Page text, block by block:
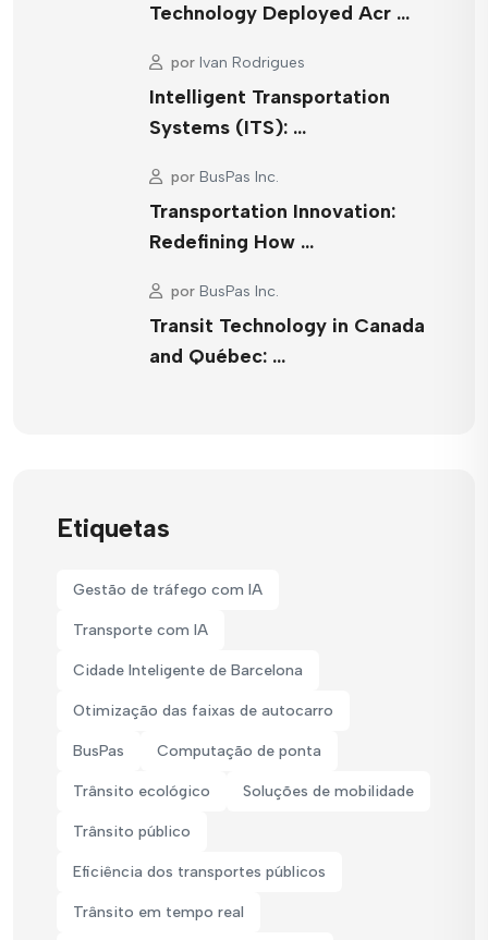
Technology Deployed Acr …
por Ivan Rodrigues
Intelligent Transportation
Systems (ITS): …
por BusPas Inc.
Transportation Innovation:
Redefining How …
por BusPas Inc.
Transit Technology in Canada
and Québec: …
Etiquetas
Gestão de tráfego com IA
Transporte com IA
Cidade Inteligente de Barcelona
Otimização das faixas de autocarro
BusPas Computação de ponta
Trânsito ecológico Soluções de mobilidade
Trânsito público
Eficiência dos transportes públicos
Trânsito em tempo real